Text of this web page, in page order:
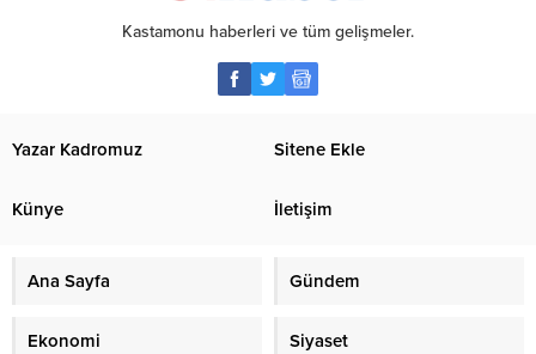
Kastamonu haberleri ve tüm gelişmeler.
Yazar Kadromuz Sitene Ekle
Künye İletişim
Ana Sayfa Gündem
Ekonomi Siyaset